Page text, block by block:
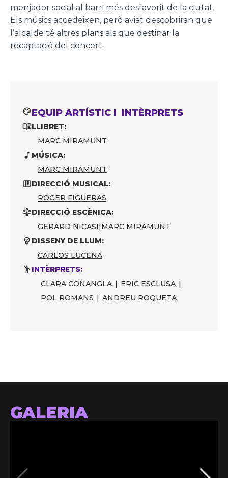
menjador social al barri més desfavorit de la ciutat.
Els músics accedeixen, però aviat descobriran que
l’alcalde té altres plans als que destinar la
recaptació del concert.
EQUIP ARTÍSTIC I INTÈRPRETS
LLIBRET:
MARC MIRAMUNT
MÚSICA:
MARC MIRAMUNT
DIRECCIÓ MUSICAL:
ROGER FIGUERAS
DIRECCIÓ ESCÈNICA:
GERARD NICASI|MARC MIRAMUNT
DISSENY DE LLUM:
CARLOS LUCENA
INTÈRPRETS:
CLARA CONANGLA | ERIC ESCLUSA |
POL ROMANS | ANDREU ROQUETA
GALERIA